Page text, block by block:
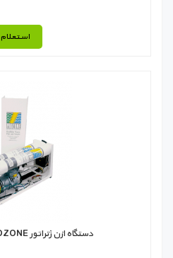
استعلام
دستگاه ازن ژنراتور PROZONE مدل PZ2-2